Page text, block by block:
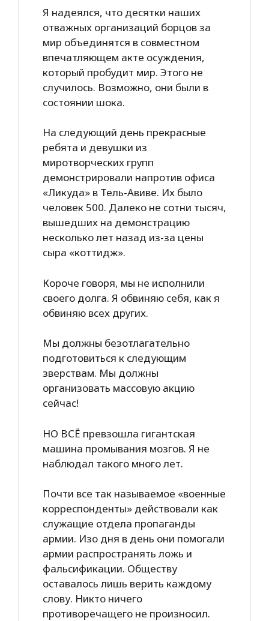
Я надеялся, что десятки наших
отважных организаций борцов за
мир объединятся в совместном
впечатляющем акте осуждения,
который пробудит мир. Этого не
случилось. Возможно, они были в
состоянии шока.
На следующий день прекрасные
ребята и девушки из
миротворческих групп
демонстрировали напротив офиса
«Ликуда» в Тель-Авиве. Их было
человек 500. Далеко не сотни тысяч,
вышедших на демонстрацию
несколько лет назад из-за цены
сыра «коттидж».
Короче говоря, мы не исполнили
своего долга. Я обвиняю себя, как я
обвиняю всех других.
Мы должны безотлагательно
подготовиться к следующим
зверствам. Мы должны
организовать массовую акцию
сейчас!
НО ВСЁ превзошла гигантская
машина промывания мозгов. Я не
наблюдал такого много лет.
Почти все так называемое «военные
корреспонденты» действовали как
служащие отдела пропаганды
армии. Изо дня в день они помогали
армии распространять ложь и
фальсификации. Обществу
оставалось лишь верить каждому
слову. Никто ничего
противоречащего не произносил.